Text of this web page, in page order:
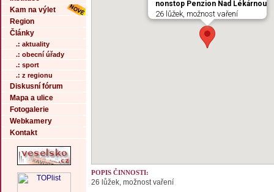
Kam na výlet
Region
Články
.: aktuality
.: obecní úřady
.: sport
.: z regionu
Diskusní fórum
Mapa a ulice
Fotogalerie
Webkamery
Kontakt
nonstop Penzion Nad Lékárnou
26 lůžek, možnost vaření
POPIS ČINNOSTI:
26 lůžek, možnost vaření